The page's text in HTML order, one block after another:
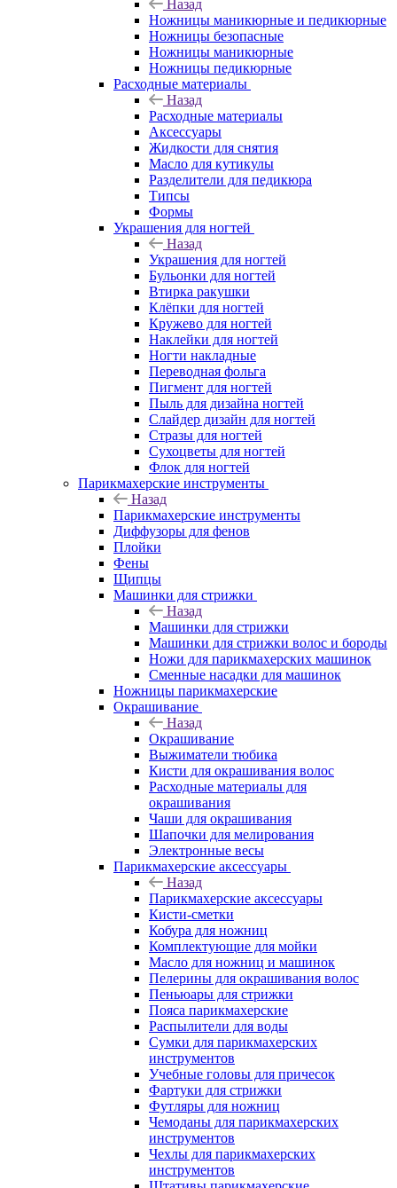
Назад
Ножницы маникюрные и педикюрные
Ножницы безопасные
Ножницы маникюрные
Ножницы педикюрные
Расходные материалы
Назад
Расходные материалы
Аксессуары
Жидкости для снятия
Масло для кутикулы
Разделители для педикюра
Типсы
Формы
Украшения для ногтей
Назад
Украшения для ногтей
Бульонки для ногтей
Втирка ракушки
Клёпки для ногтей
Кружево для ногтей
Наклейки для ногтей
Ногти накладные
Переводная фольга
Пигмент для ногтей
Пыль для дизайна ногтей
Слайдер дизайн для ногтей
Стразы для ногтей
Сухоцветы для ногтей
Флок для ногтей
Парикмахерские инструменты
Назад
Парикмахерские инструменты
Диффузоры для фенов
Плойки
Фены
Щипцы
Машинки для стрижки
Назад
Машинки для стрижки
Машинки для стрижки волос и бороды
Ножи для парикмахерских машинок
Сменные насадки для машинок
Ножницы парикмахерские
Окрашивание
Назад
Окрашивание
Выжиматели тюбика
Кисти для окрашивания волос
Расходные материалы для
окрашивания
Чаши для окрашивания
Шапочки для мелирования
Электронные весы
Парикмахерские аксессуары
Назад
Парикмахерские аксессуары
Кисти-сметки
Кобура для ножниц
Комплектующие для мойки
Масло для ножниц и машинок
Пелерины для окрашивания волос
Пеньюары для стрижки
Пояса парикмахерские
Распылители для воды
Сумки для парикмахерских
инструментов
Учебные головы для причесок
Фартуки для стрижки
Футляры для ножниц
Чемоданы для парикмахерских
инструментов
Чехлы для парикмахерских
инструментов